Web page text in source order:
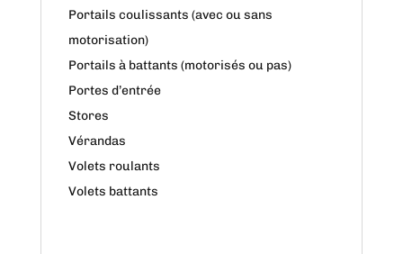
Portails coulissants (avec ou sans
motorisation)
Portails à battants (motorisés ou pas)
Portes d’entrée
Stores
Vérandas
Volets roulants
Volets battants